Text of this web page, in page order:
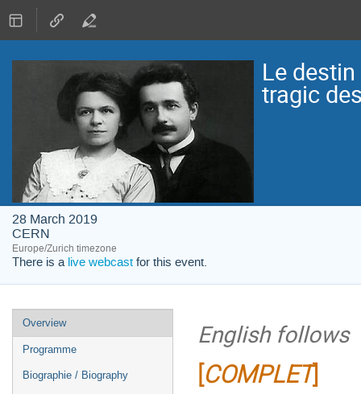
Le
tragic
28 March 2019
CERN
Europe/Zurich timezone
There is a live webcast for this event.
Event
menu
Overview
Programme
Biographie / Biography
English follows
[COMPLET]